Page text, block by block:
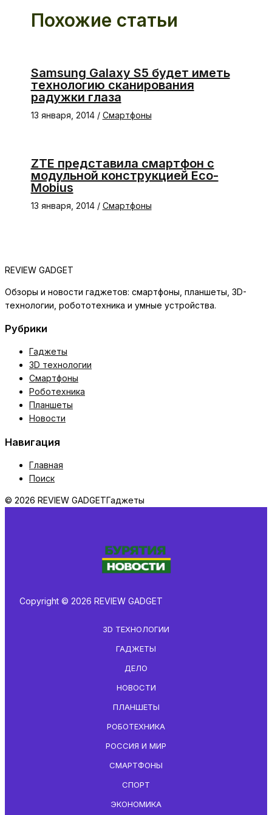
Похожие статьи
Samsung Galaxy S5 будет иметь
технологию сканирования
радужки глаза
13 января, 2014 / Смартфоны
ZTE представила смартфон с
модульной конструкцией Eco-
Mobius
13 января, 2014 / Смартфоны
REVIEW GADGET
Обзоры и новости гаджетов: смартфоны, планшеты, 3D-
технологии, робототехника и умные устройства.
Рубрики
Гаджеты
3D технологии
Смартфоны
Роботехника
Планшеты
Новости
Навигация
Главная
Поиск
© 2026 REVIEW GADGETГаджеты
Copyright © 2026 REVIEW GADGET
3D ТЕХНОЛОГИИ
ГАДЖЕТЫ
ДЕЛО
НОВОСТИ
ПЛАНШЕТЫ
РОБОТЕХНИКА
РОССИЯ И МИР
СМАРТФОНЫ
СПОРТ
ЭКОНОМИКА